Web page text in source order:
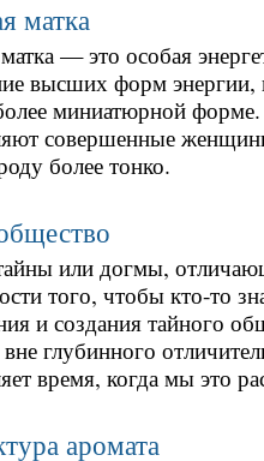
матка
— это особая
высших форм энергии,
миниатюрной
совершенные
более тонко.
или догмы,
того, чтобы кто-то
и создания тайного
глубинного
время, когда мы это
аромата